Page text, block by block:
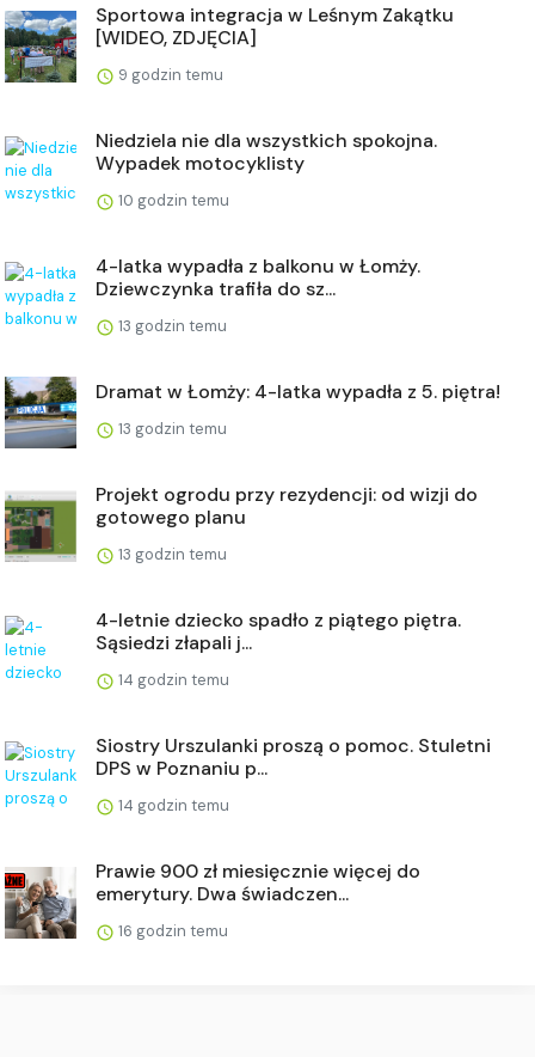
Sportowa integracja w Leśnym Zakątku
[WIDEO, ZDJĘCIA]
9 godzin temu
Niedziela nie dla wszystkich spokojna.
Wypadek motocyklisty
10 godzin temu
4-latka wypadła z balkonu w Łomży.
Dziewczynka trafiła do sz...
13 godzin temu
Dramat w Łomży: 4-latka wypadła z 5. piętra!
13 godzin temu
Projekt ogrodu przy rezydencji: od wizji do
gotowego planu
13 godzin temu
4-letnie dziecko spadło z piątego piętra.
Sąsiedzi złapali j...
14 godzin temu
Siostry Urszulanki proszą o pomoc. Stuletni
DPS w Poznaniu p...
14 godzin temu
Prawie 900 zł miesięcznie więcej do
emerytury. Dwa świadczen...
16 godzin temu